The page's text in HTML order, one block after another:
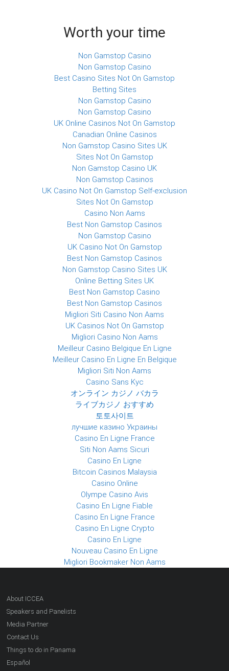
Worth your time
Non Gamstop Casino
Non Gamstop Casino
Best Casino Sites Not On Gamstop
Betting Sites
Non Gamstop Casino
Non Gamstop Casino
UK Online Casinos Not On Gamstop
Canadian Online Casinos
Non Gamstop Casino Sites UK
Sites Not On Gamstop
Non Gamstop Casino UK
Non Gamstop Casinos
UK Casino Not On Gamstop Self-exclusion
Sites Not On Gamstop
Casino Non Aams
Best Non Gamstop Casinos
Non Gamstop Casino
UK Casino Not On Gamstop
Best Non Gamstop Casinos
Non Gamstop Casino Sites UK
Online Betting Sites UK
Best Non Gamstop Casino
Best Non Gamstop Casinos
Migliori Siti Casino Non Aams
UK Casinos Not On Gamstop
Migliori Casino Non Aams
Meilleur Casino Belgique En Ligne
Meilleur Casino En Ligne En Belgique
Migliori Siti Non Aams
Casino Sans Kyc
オンライン カジノ バカラ
ライブカジノ おすすめ
토토사이트
лучшие казино Украины
Casino En Ligne France
Siti Non Aams Sicuri
Casino En Ligne
Bitcoin Casinos Malaysia
Casino Online
Olympe Casino Avis
Casino En Ligne Fiable
Casino En Ligne France
Casino En Ligne Crypto
Casino En Ligne
Nouveau Casino En Ligne
Migliori Bookmaker Non Aams
About ICCEA
Speakers and Panelists
Media Partner
Contact Us
Things to do in Panama
Español